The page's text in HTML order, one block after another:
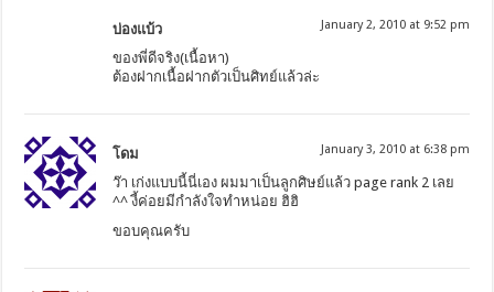
บ่องแบ้ว January 2, 2010 at 9:52 pm
ของพี่ดีจริง(เนื้อหา)
ต้องฝากเนื้อฝากตัวเป็นศิทย์แล้วล่ะ
โดม January 3, 2010 at 6:38 pm
ว๊า เก่งแบบนี้นี่เอง ผมมาเป็นลูกศิษย์แล้ว page rank 2 เลย
^^ งี้ค่อยมีกำลังใจทำหน่อย ฮิฮิ
ขอบคุณครับ